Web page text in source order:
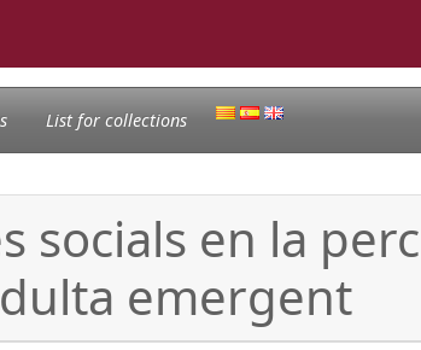
List for collections
socials en la
emergent